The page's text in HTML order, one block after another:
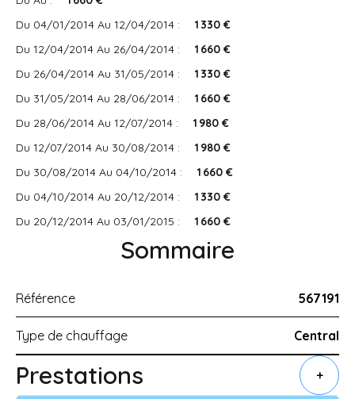
Du 04/01/2014 Au 12/04/2014 :
1 330 €
Du 12/04/2014 Au 26/04/2014 :
1 660 €
Du 26/04/2014 Au 31/05/2014 :
1 330 €
Du 31/05/2014 Au 28/06/2014 :
1 660 €
Du 28/06/2014 Au 12/07/2014 :
1 980 €
Du 12/07/2014 Au 30/08/2014 :
1 980 €
Du 30/08/2014 Au 04/10/2014 :
1 660 €
Du 04/10/2014 Au 20/12/2014 :
1 330 €
Du 20/12/2014 Au 03/01/2015 :
1 660 €
Sommaire
Référence 567191
Type de chauffage Central
Prestations +